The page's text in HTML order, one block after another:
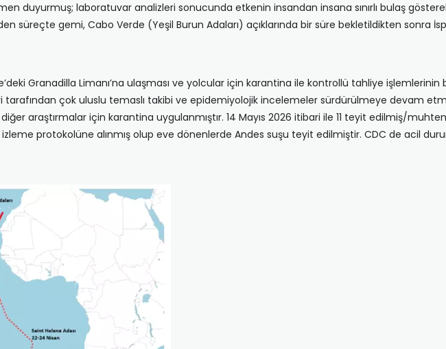
duyurmuş; laboratuvar analizleri sonucunda etkenin insandan insana sınırlı bulaş
süreçte gemi, Cabo Verde (Yeşil Burun Adaları) açıklarında bir süre bekletildikten sonra
Granadilla Limanı’na ulaşması ve yolcular için karantina ile kontrollü tahliye işlemlerinin
tarafından çok uluslu temaslı takibi ve epidemiyolojik incelemeler sürdürülmeye devam
araştırmalar için karantina uygulanmıştır. 14 Mayıs 2026 itibari ile ⁠11 teyit edilmiş/
protokolüne alınmış olup eve dönenlerde ⁠Andes suşu teyit edilmiştir. CDC de acil